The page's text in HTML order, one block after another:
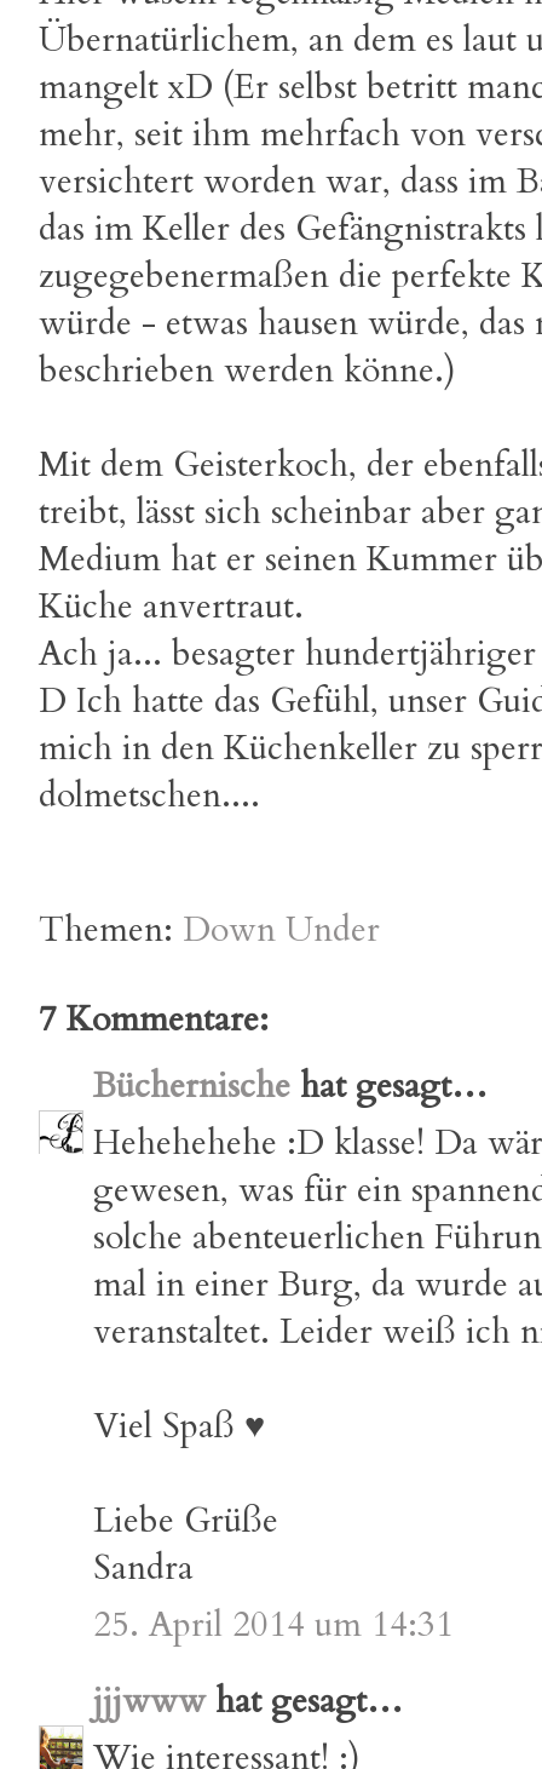
Übernatürlichem, an dem es laut
mangelt xD (Er selbst betritt
mehr, seit ihm mehrfach von
versichtert worden war, dass im
das im Keller des
zugegebenermaßen die perfekte
würde - etwas hausen würde,
beschrieben werden könne.)
Mit dem Geisterkoch, der
treibt, lässt sich scheinbar aber
Medium hat er seinen Kummer
Küche anvertraut.
Ach ja... besagter
D Ich hatte das Gefühl, unser
mich in den Küchenkeller zu
dolmetschen....
Themen: Down Under
7 Kommentare:
Büchernische hat gesagt…
Hehehehehe :D klasse! Da
gewesen, was für ein
solche abenteuerlichen
mal in einer Burg, da wurde
veranstaltet. Leider weiß ich
Viel Spaß ♥
Liebe Grüße
Sandra
25. April 2014 um 14:31
jjjwwwhat gesagt…
Wie interessant! :)